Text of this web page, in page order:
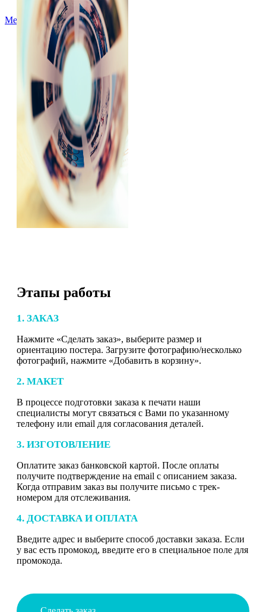
Меню
Этапы работы
1. ЗАКАЗ
Нажмите «Сделать заказ», выберите размер и
ориентацию постера. Загрузите фотографию/несколько
фотографий, нажмите «Добавить в корзину».
2. МАКЕТ
В процессе подготовки заказа к печати наши
специалисты могут связаться с Вами по указанному
телефону или email для согласования деталей.
3. ИЗГОТОВЛЕНИЕ
Оплатите заказ банковской картой. После оплаты
получите подтверждение на email с описанием заказа.
Когда отправим заказ вы получите письмо с трек-
номером для отслеживания.
4. ДОСТАВКА И ОПЛАТА
Введите адрес и выберите способ доставки заказа. Если
у вас есть промокод, введите его в специальное поле для
промокода.